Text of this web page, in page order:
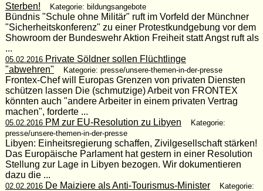
Sterben!
Kategorie: bildungsangebote
Bündnis "Schule ohne Militär" ruft im Vorfeld der Münchner
"Sicherheitskonferenz" zu einer Protestkundgebung vor dem
Showroom der Bundeswehr Aktion Freiheit statt Angst ruft als
...
05.02.2016Private Söldner sollen Flüchtlinge
"abwehren"
Kategorie: presse/unsere-themen-in-der-presse
Frontex-Chef will Europas Grenzen von privaten Diensten
schützen lassen Die (schmutzige) Arbeit von FRONTEX
könnten auch "andere Arbeiter in einem privaten Vertrag
machen", forderte ...
05.02.2016PM zur EU-Resolution zu Libyen
Kategorie:
presse/unsere-themen-in-der-presse
Libyen: Einheitsregierung schaffen, Zivilgesellschaft stärken!
Das Europäische Parlament hat gestern in einer Resolution
Stellung zur Lage in Libyen bezogen. Wir dokumentieren
dazu die ...
02.02.2016De Maiziere als Anti-Tourismus-Minister
Kategorie: